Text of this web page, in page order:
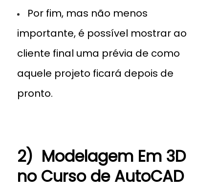
Por fim, mas não menos
importante, é possível mostrar ao
cliente final uma prévia de como
aquele projeto ficará depois de
pronto.
2) Modelagem Em 3D
no Curso de AutoCAD